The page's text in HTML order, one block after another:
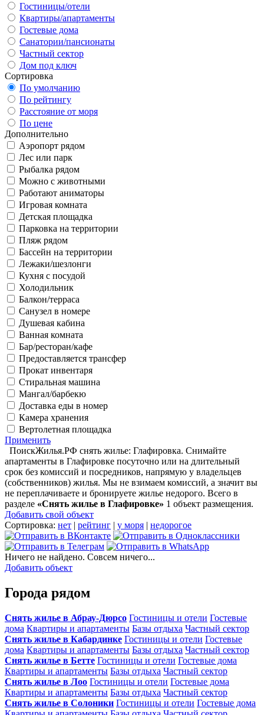
Гостиницы/отели
Квартиры/апартаменты
Гостевые дома
Санатории/пансионаты
Частный сектор
Дом под ключ
Сортировка
По умолчанию
По рейтингу
Расстояние от моря
По цене
Дополнительно
Аэропорт рядом
Лес или парк
Рыбалка рядом
Можно с животными
Работают аниматоры
Игровая комната
Детская площадка
Парковка на территории
Пляж рядом
Бассейн на территории
Лежаки/шезлонги
Кухня с посудой
Холодильник
Балкон/терраса
Санузел в номере
Душевая кабина
Ванная комната
Бар/ресторан/кафе
Предоставляется трансфер
Прокат инвентаря
Стиральная машина
Мангал/барбекю
Доставка еды в номер
Камера хранения
Вертолетная площадка
Применить
ПоискЖилья.РФ снять жилье: Глафировка. Снимайте
апартаменты в Глафировке посуточно или на длительный
срок без комиссий и посредников, напрямую у владельцев
(собственников) жилья. Мы не взимаем комиссий, а значит вы
не переплачиваете и бронируете жилье недорого. Всего в
разделе «Снять жилье в Глафировке» 1 объект размещения.
Добавить свой объект
Сортировка: нет | рейтинг | у моря | недорогое
Ничего не найдено. Совсем ничего...
Добавить объект
Города рядом
Снять жилье в Абрау-Дюрсо Гостиницы и отели Гостевые
дома Квартиры и апартаменты Базы отдыха Частный сектор
Снять жилье в Кабардинке Гостиницы и отели Гостевые
дома Квартиры и апартаменты Базы отдыха Частный сектор
Снять жилье в Бетте Гостиницы и отели Гостевые дома
Квартиры и апартаменты Базы отдыха Частный сектор
Снять жилье в Лоо Гостиницы и отели Гостевые дома
Квартиры и апартаменты Базы отдыха Частный сектор
Снять жилье в Солоники Гостиницы и отели Гостевые дома